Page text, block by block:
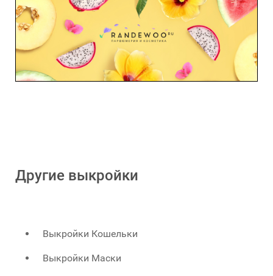
Другие выкройки
Выкройки Кошельки
Выкройки Маски